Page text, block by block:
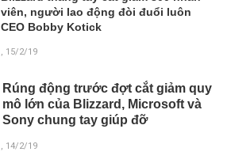
viên, người lao động đòi đuổi luôn
CEO Bobby Kotick
, 15/2/19
Rúng động trước đợt cắt giảm quy
mô lớn của Blizzard, Microsoft và
Sony chung tay giúp đỡ
, 14/2/19